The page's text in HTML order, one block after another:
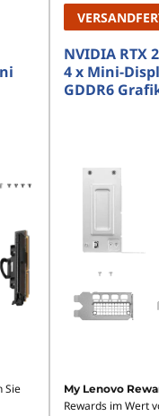
Sie
NVIDIA RTX
4 x Mini-
GDDR6
My Lenovo
Rewards im Wert